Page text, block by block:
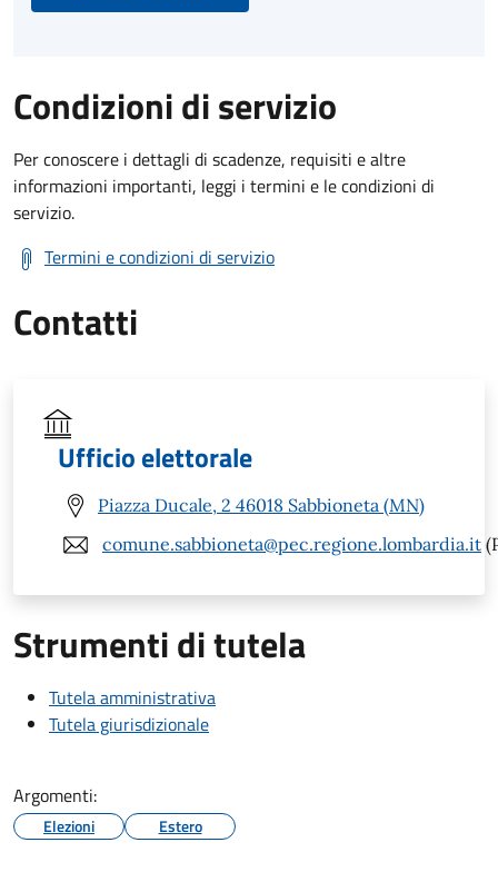
Condizioni di servizio
Per conoscere i dettagli di scadenze, requisiti e altre
informazioni importanti, leggi i termini e le condizioni di
servizio.
Termini e condizioni di servizio
Contatti
Ufficio elettorale
Piazza Ducale, 2 46018 Sabbioneta (MN)
comune.sabbioneta@pec.regione.lombardia.it
Strumenti di tutela
Tutela amministrativa
Tutela giurisdizionale
Argomenti:
Elezioni Estero